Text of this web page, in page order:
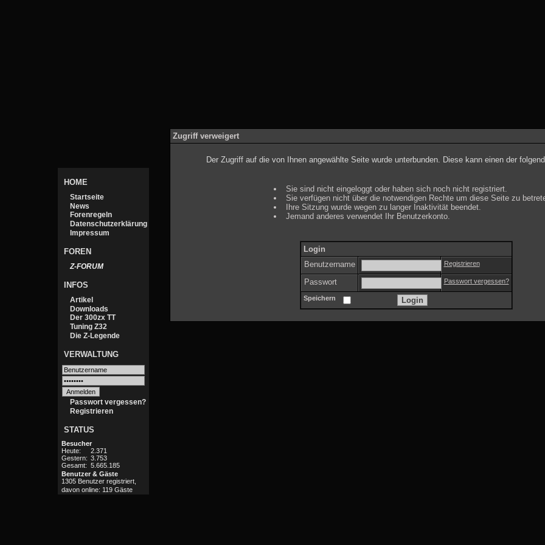
HOME
Startseite
News
Forenregeln
Datenschutzerklärung
Impressum
FOREN
Z-FORUM
INFOS
Artikel
Downloads
Der 300zx TT
Tuning Z32
Die Z-Legende
VERWALTUNG
Passwort vergessen?
Registrieren
STATUS
Besucher
Heute:
2.371
Gestern: 3.753
Gesamt: 5.665.185
Benutzer & Gäste
1305 Benutzer registriert,
davon online: 119 Gäste
Zugriff verweigert
Der Zugriff auf die von Ihnen angewählte Seite wurde unterbunden. Diese kann einen der
Sie sind nicht eingeloggt oder haben sich noch nicht registriert.
Sie verfügen nicht über die notwendigen Rechte um diese Seite zu
Ihre Sitzung wurde wegen zu langer Inaktivität beendet.
Jemand anderes verwendet Ihr Benutzerkonto.
Login
Benutzername
Registrieren
Passwort Passwort vergessen?
Speichern